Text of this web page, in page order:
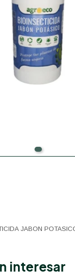
JABON
interesar